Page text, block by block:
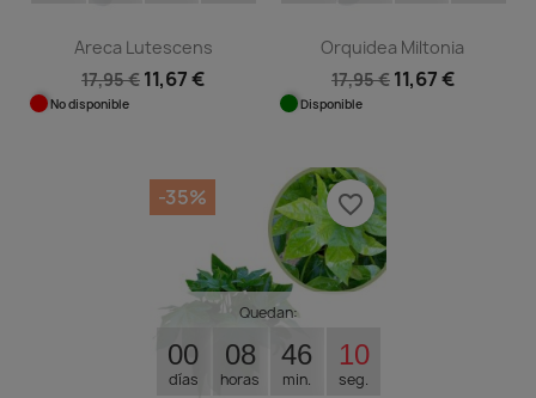
Areca Lutescens
17,95 € 11,67 €
No disponible
Orquidea Miltonia
17,95 € 11,67 €
Disponible
Quedan:
00
días
08
horas
46
min.
10
seg.
-35% favorite_border